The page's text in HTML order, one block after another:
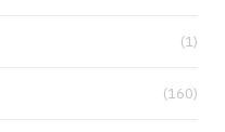
(1)
(160)